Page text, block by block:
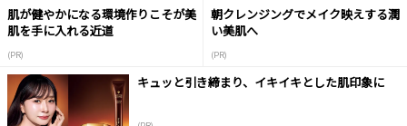
肌が健やかになる環境作りこそが美
肌を手に入れる近道
(PR)
朝クレンジングでメイク映えする潤
い美肌へ
(PR)
キュッと引き締まり、イキイキとした肌印象に